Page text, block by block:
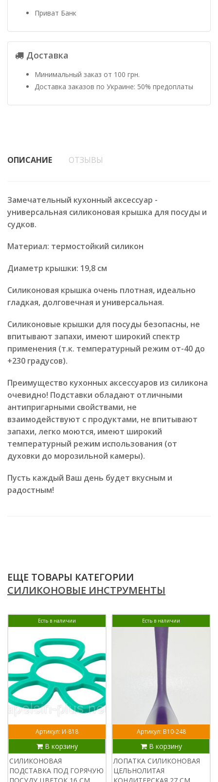
Приват Банк
Доставка
Минимальный заказ от 100 грн.
Доставка заказов по Украине: 50% предоплаты
ОПИСАНИЕ ОТЗЫВЫ
Замечательный кухонный аксессуар -
универсальная силиконовая крышка для посуды и
судков.
Материал: термостойкий силикон
Диаметр крышки: 19,8 см
Силиконовая крышка очень плотная, идеально
гладкая, долговечная и универсальная.
Силиконовые крышки для посуды безопасны, не
впитывают запахи, имеют широкий спектр
применения (т.к. температурный режим от-40 до
+230 градусов).
Преимущество кухонных аксессуаров из силикона
очевидно! Подставки обладают отличными
антипригарными свойствами, не
взаимодействуют с продуктами, не впитывают
запахи, легко моются, имеют широкий
температурный режим использования (от
духовки до морозильной камеры).
Пусть каждый Ваш день будет вкусным и
радостным!
ЕЩЕ ТОВАРЫ КАТЕГОРИИ
СИЛИКОНОВЫЕ ИНСТРУМЕНТЫ
Есть в наличии
Артикул: И-818
В корзину
СИЛИКОНОВАЯ
ПОДСТАВКА ПОД ГОРЯЧУЮ
Есть в наличии
Артикул: В10-248
В корзину
ЛОПАТКА СИЛИКОНОВАЯ
ЦЕЛЬНОЛИТАЯ